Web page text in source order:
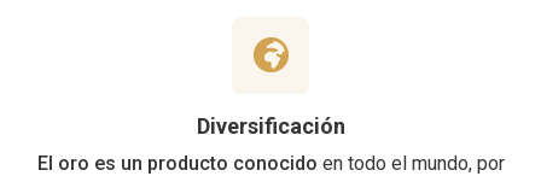
Diversificación
El oro es un producto conocido en todo el mundo, por